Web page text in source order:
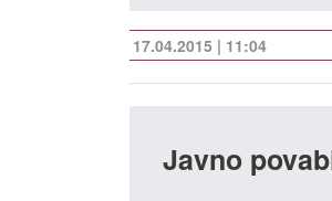
17.04.2015 | 11:04
Javno